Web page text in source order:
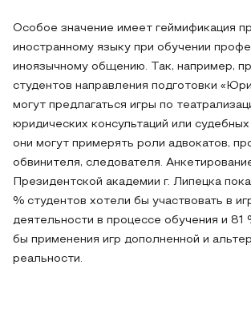
Особое значение имеет геймификация
иностранному языку при обучении
иноязычному общению. Так, например,
студентов направления подготовки
могут предлагаться игры по
юридических консультаций или судебных
они могут примерять роли адвокатов,
обвинителя, следователя.
Президентской академии г. Липецка
% студентов хотели бы участвовать в
деятельности в процессе обучения и 81
бы применения игр дополненной и
реальности.